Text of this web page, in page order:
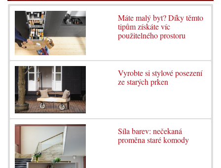
Máte malý byt? Díky těmto
tipům získáte víc
použitelného prostoru
Vyrobte si stylové posezení
ze starých prken
Síla barev: nečekaná
proměna staré komody